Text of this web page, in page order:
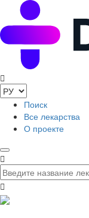
Поиск
Все лекарства
О проекте